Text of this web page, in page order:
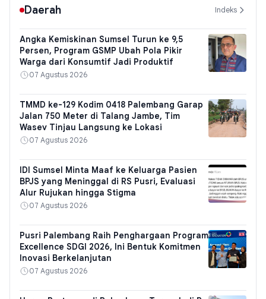
Daerah Indeks
Angka Kemiskinan Sumsel Turun ke 9,5
Persen, Program GSMP Ubah Pola Pikir
Warga dari Konsumtif Jadi Produktif
07 Agustus 2026
TMMD ke-129 Kodim 0418 Palembang Garap
Jalan 750 Meter di Talang Jambe, Tim
Wasev Tinjau Langsung ke Lokasi
07 Agustus 2026
IDI Sumsel Minta Maaf ke Keluarga Pasien
BPJS yang Meninggal di RS Pusri, Evaluasi
Alur Rujukan hingga Stigma
07 Agustus 2026
Pusri Palembang Raih Penghargaan Program
Excellence SDGI 2026, Ini Bentuk Komitmen
Inovasi Berkelanjutan
07 Agustus 2026